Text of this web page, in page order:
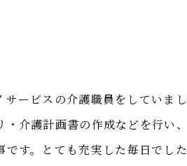
ービスの介護職員をしていま
介護計画書の作成などを行い
す。とても充実した毎日でし